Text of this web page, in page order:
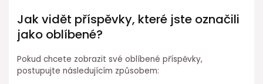
Jak vidět příspěvky, které jste označili
jako oblíbené?
Pokud chcete zobrazit své oblíbené příspěvky,
postupujte následujícím způsobem: